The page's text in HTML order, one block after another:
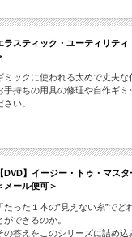
ラスティック・ユーティリテ
ミックに使われる太めで丈夫な
手持ちの用具の修理や自作ギミ
さい。
【DVD】イージー・トゥ・マス
メール便可＞
「たった１本の”見えない糸”で
ができるのか。
の答えをこのシリーズに詰め